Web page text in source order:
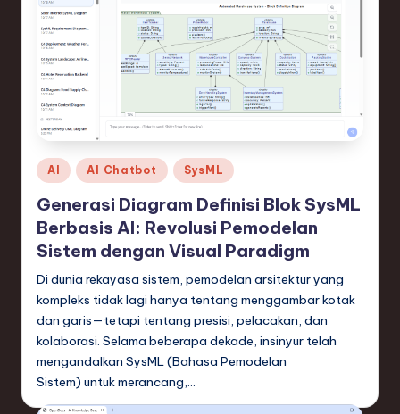
h
a
n
d
n
n
o
v
a
ti
o
Posted
AI AI Chatbot SysML
Generasi Diagram Definisi Blok SysML
Berbasis AI: Revolusi Pemodelan
Sistem dengan Visual Paradigm
Di dunia rekayasa sistem, pemodelan arsitektur yang
kompleks tidak lagi hanya tentang menggambar kotak
dan garis—tetapi tentang presisi, pelacakan, dan
kolaborasi. Selama beberapa dekade, insinyur telah
mengandalkan SysML (Bahasa Pemodelan
Sistem) untuk merancang,…